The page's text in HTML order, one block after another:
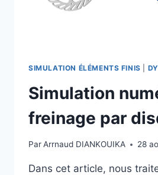
SIMULATION ÉLÉMENTS FINIS
Simulation
freinage par
ParArrnaud DIANKOUIKA 28
Dans cet article, nous